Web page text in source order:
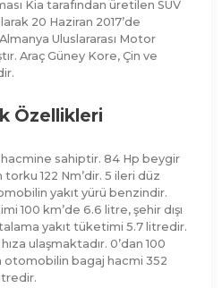
Kia tarafından üretilen SUV
20 Haziran 2017’de
Uluslararası Motor
Araç Güney Kore, Çin ve
Özellikleri
sahiptir. 84 Hp beygir
122 Nm’dir. 5 ileri düz
yakıt yürü benzindir.
100 km’de 6.6 litre, şehir dışı
yakıt tüketimi 5.7 litredir.
ulaşmaktadır. 0’dan 100
otomobilin bagaj hacmi 352